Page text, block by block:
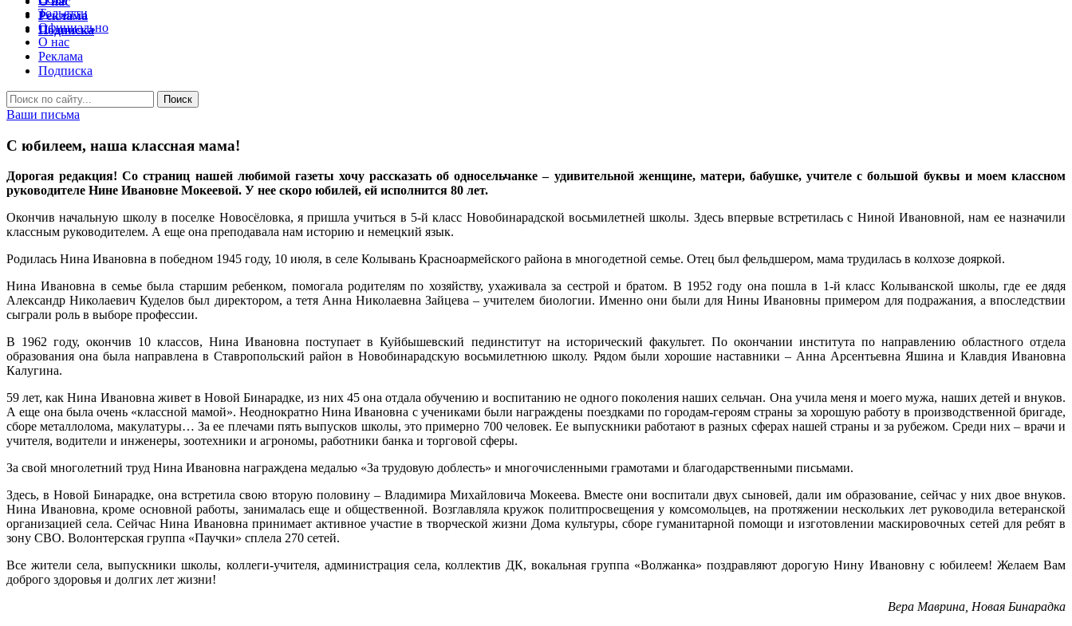
Тольятти
Официально
О нас
Реклама
Подписка
Ваши письма
С юбилеем, наша классная мама!
Дорогая редакция! Со страниц нашей любимой газеты хочу рассказать об односельчанке – удивительной женщине, матери, бабушке, учителе с большой буквы и моем классном
руководителе Нине Ивановне Мокеевой. У нее скоро юбилей, ей исполнится 80 лет.
Окончив начальную школу в поселке Новосёловка, я пришла учиться в 5-й класс Новобинарадской восьмилетней школы. Здесь впервые встретилась с Ниной Ивановной, нам ее назначили
классным руководителем. А еще она преподавала нам историю и немецкий язык.
Родилась Нина Ивановна в победном 1945 году, 10 июля, в селе Колывань Красноармейского района в многодетной семье. Отец был фельдшером, мама трудилась в колхозе дояркой.
Нина Ивановна в семье была старшим ребенком, помогала родителям по хозяйству, ухаживала за сестрой и братом. В 1952 году она пошла в 1-й класс Колыванской школы, где ее дядя
Александр Николаевич Куделов был директором, а тетя Анна Николаевна Зайцева – учителем биологии. Именно они были для Нины Ивановны примером для подражания, а впоследствии
сыграли роль в выборе профессии.
В 1962 году, окончив 10 классов, Нина Ивановна поступает в Куйбышевский пединститут на исторический факультет. По окончании института по направлению областного отдела
образования она была направлена в Ставропольский район в Новобинарадскую восьмилетнюю школу. Рядом были хорошие наставники – Анна Арсентьевна Яшина и Клавдия Ивановна
Калугина.
59 лет, как Нина Ивановна живет в Новой Бинарадке, из них 45 она отдала обучению и воспитанию не одного поколения наших сельчан. Она учила меня и моего мужа, наших детей и внуков.
А еще она была очень «классной мамой». Неоднократно Нина Ивановна с учениками были награждены поездками по городам-героям страны за хорошую работу в производственной бригаде,
сборе металлолома, макулатуры… За ее плечами пять выпусков школы, это примерно 700 человек. Ее выпускники работают в разных сферах нашей страны и за рубежом. Среди них – врачи и
учителя, водители и инженеры, зоотехники и агрономы, работники банка и торговой сферы.
За свой многолетний труд Нина Ивановна награждена медалью «За трудовую доблесть» и многочисленными грамотами и благодарственными письмами.
Здесь, в Новой Бинарадке, она встретила свою вторую половину – Владимира Михайловича Мокеева. Вместе они воспитали двух сыновей, дали им образование, сейчас у них двое внуков.
Нина Ивановна, кроме основной работы, занималась еще и общественной. Возглавляла кружок политпросвещения у комсомольцев, на протяжении нескольких лет руководила ветеранской
организацией села. Сейчас Нина Ивановна принимает активное участие в творческой жизни Дома культуры, сборе гуманитарной помощи и изготовлении маскировочных сетей для ребят в
зону СВО. Волонтерская группа «Паучки» сплела 270 сетей.
Все жители села, выпускники школы, коллеги-учителя, администрация села, коллектив ДК, вокальная группа «Волжанка» поздравляют дорогую Нину Ивановну с юбилеем! Желаем Вам
доброго здоровья и долгих лет жизни!
Вера Маврина, Новая Бинарадка
Реклама
Подписка